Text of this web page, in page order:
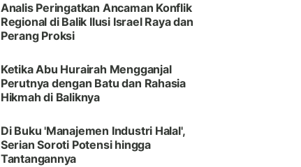
Analis Peringatkan Ancaman Konflik
Regional di Balik Ilusi Israel Raya dan
Perang Proksi
Ketika Abu Hurairah Mengganjal
Perutnya dengan Batu dan Rahasia
Hikmah di Baliknya
Di Buku 'Manajemen Industri Halal',
Serian Soroti Potensi hingga
Tantangannya